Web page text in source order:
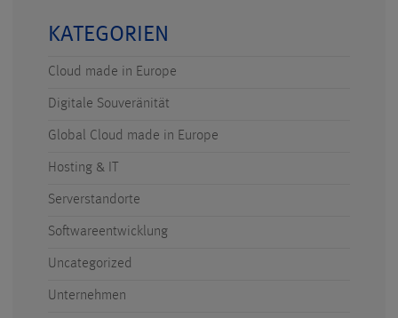
KATEGORIEN
Cloud made in Europe
Digitale Souveränität
Global Cloud made in Europe
Hosting & IT
Serverstandorte
Softwareentwicklung
Uncategorized
Unternehmen